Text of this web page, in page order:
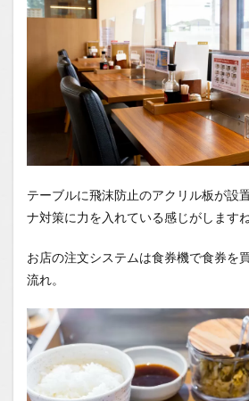
テーブルに飛沫防止のアクリル板が設
ナ対策に力を入れている感じがしますね
お店の注文システムは食券機で食券を
流れ。